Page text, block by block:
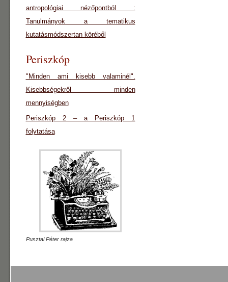
antropológiai nézőpontból :
Tanulmányok a tematikus
kutatásmódszertan köréből
Periszkóp
"Minden ami kisebb valaminél".
Kisebbségekről minden
mennyiségben
Periszkóp 2 – a Periszkóp 1
folytatása
Pusztai Péter rajza